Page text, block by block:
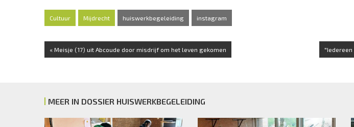
Cultuur Mijdrecht huiswerkbegeleiding instagram
« Meisje (17) uit Abcoude door misdrijf om het leven gekomen "Iedereen
MEER IN DOSSIER HUISWERKBEGELEIDING